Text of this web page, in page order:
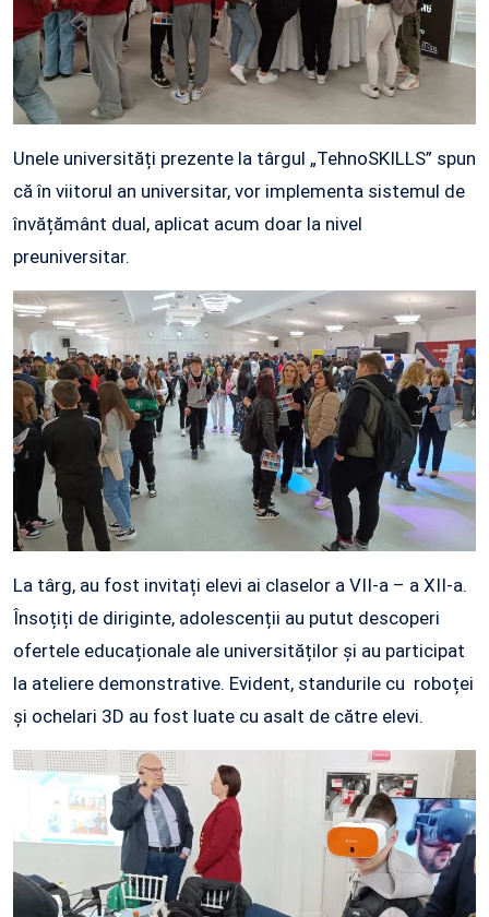
Unele universități prezente la târgul „TehnoSKILLS” spun
că în viitorul an universitar, vor implementa sistemul de
învățământ dual, aplicat acum doar la nivel
preuniversitar.
La târg, au fost invitați elevi ai claselor a VII-a – a XII-a.
Însoțiți de diriginte, adolescenții au putut descoperi
ofertele educaționale ale universităților și au participat
la ateliere demonstrative. Evident, standurile cu roboței
și ochelari 3D au fost luate cu asalt de către elevi.